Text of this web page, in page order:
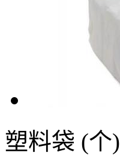
塑料袋 (个)